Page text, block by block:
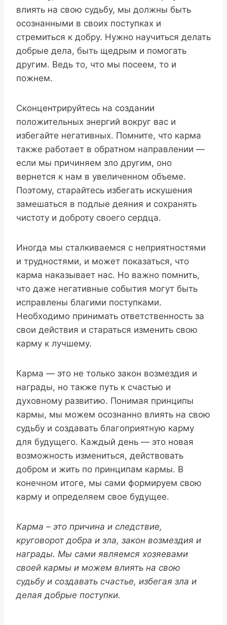
влиять на свою судьбу, мы должны быть
осознанными в своих поступках и
стремиться к добру. Нужно научиться делать
добрые дела, быть щедрым и помогать
другим. Ведь то, что мы посеем, то и
пожнем.
Сконцентрируйтесь на создании
положительных энергий вокруг вас и
избегайте негативных. Помните, что карма
также работает в обратном направлении —
если мы причиняем зло другим, оно
вернется к нам в увеличенном объеме.
Поэтому, старайтесь избегать искушения
замешаться в подлые деяния и сохранять
чистоту и доброту своего сердца.
Иногда мы сталкиваемся с неприятностями
и трудностями, и может показаться, что
карма наказывает нас. Но важно помнить,
что даже негативные события могут быть
исправлены благими поступками.
Необходимо принимать ответственность за
свои действия и стараться изменить свою
карму к лучшему.
Карма — это не только закон возмездия и
награды, но также путь к счастью и
духовному развитию. Понимая принципы
кармы, мы можем осознанно влиять на свою
судьбу и создавать благоприятную карму
для будущего. Каждый день — это новая
возможность измениться, действовать
добром и жить по принципам кармы. В
конечном итоге, мы сами формируем свою
карму и определяем свое будущее.
Карма – это причина и следствие,
круговорот добра и зла, закон возмездия и
награды. Мы сами являемся хозяевами
своей кармы и можем влиять на свою
судьбу и создавать счастье, избегая зла и
делая добрые поступки.